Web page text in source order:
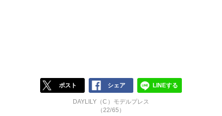
ポスト シェア LINEする
DAYLILY（C）モデルプレス
（22/65）